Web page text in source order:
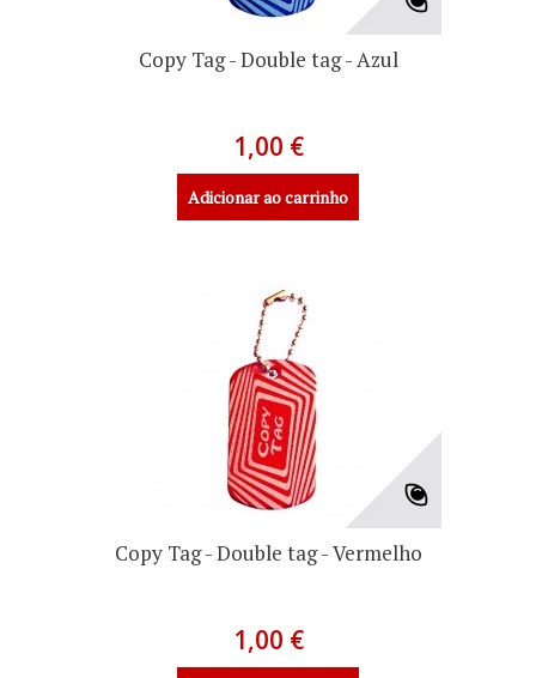
Copy Tag - Double tag - Azul
1,00 €
Adicionar ao carrinho
Copy Tag - Double tag - Vermelho
1,00 €